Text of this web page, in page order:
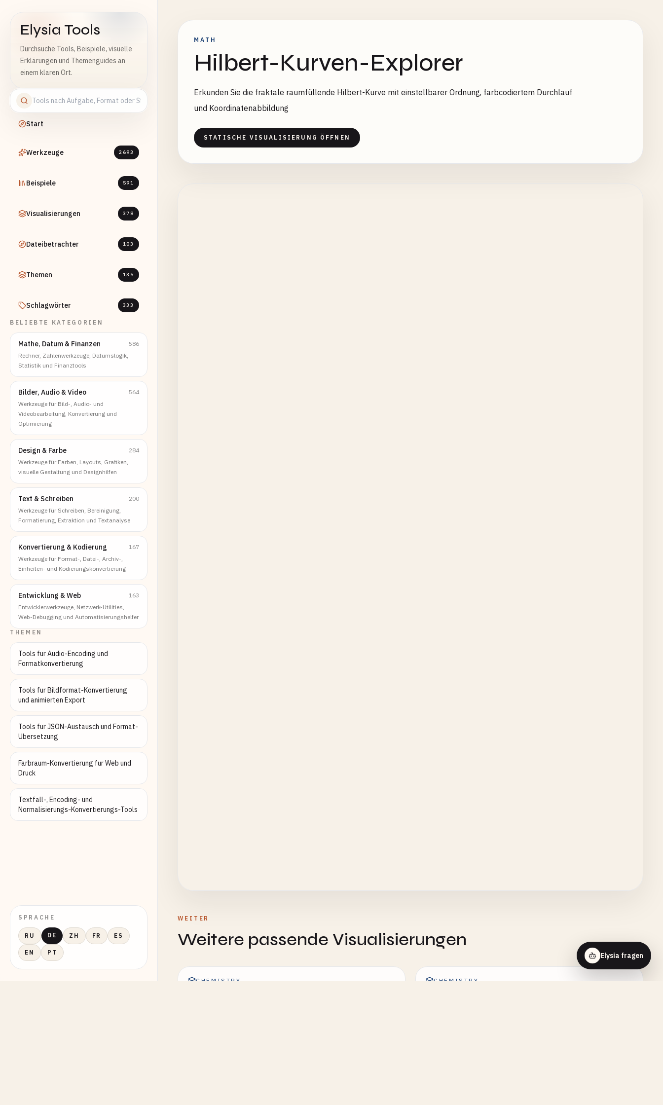
Elysia Tools
Durchsuche Tools, Beispiele, visuelle
Erklärungen und Themenguides an
einem klaren Ort.
Start
Werkzeuge 2693
Beispiele 591
Visualisierungen 378
Dateibetrachter 103
Themen 135
Schlagwörter 333
BELIEBTE KATEGORIEN
Mathe, Datum & Finanzen
586
Rechner, Zahlenwerkzeuge, Datumslogik,
Statistik und Finanztools
Bilder, Audio & Video
564
Werkzeuge für Bild-, Audio- und
Videobearbeitung, Konvertierung und
Optimierung
Design & Farbe
284
Werkzeuge für Farben, Layouts, Grafiken,
visuelle Gestaltung und Designhilfen
Text & Schreiben
200
Werkzeuge für Schreiben, Bereinigung,
Formatierung, Extraktion und Textanalyse
Konvertierung & Kodierung
167
Werkzeuge für Format-, Datei-, Archiv-,
Einheiten- und Kodierungskonvertierung
Entwicklung & Web
163
Entwicklerwerkzeuge, Netzwerk-Utilities,
Web-Debugging und Automatisierungshelfer
THEMEN
Tools fur Audio-Encoding und
Formatkonvertierung
Tools fur Bildformat-Konvertierung
und animierten Export
Tools fur JSON-Austausch und Format-
Ubersetzung
Farbraum-Konvertierung fur Web und
Druck
Textfall-, Encoding- und
Normalisierungs-Konvertierungs-Tools
SPRACHE
RU DE ZH FR ES
EN PT
MATH
Hilbert-Kurven-Explorer
Erkunden Sie die fraktale raumfüllende Hilbert-Kurve mit einstellbarer Ordnung, farbcodiertem Durchlauf
und Koordinatenabbildung
STATISCHE VISUALISIERUNG ÖFFNEN
WEITER
Weitere passende Visualisierungen
CHEMISTRY CHEMISTRY
Elysia fragen